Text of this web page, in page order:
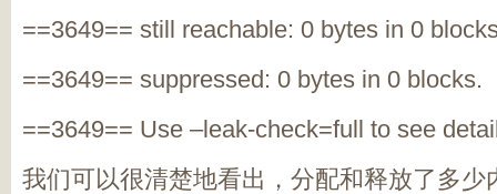
==3649== still reachable: 0 bytes in 0
==3649== suppressed: 0 bytes in 0 blocks.
==3649== Use –leak-check=full to see
我们可以很清楚地看出，分配和释放了多少